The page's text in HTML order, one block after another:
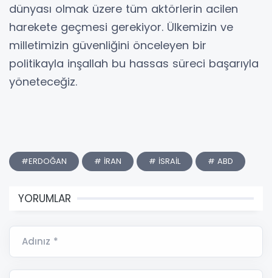
dünyası olmak üzere tüm aktörlerin acilen
harekete geçmesi gerekiyor. Ülkemizin ve
milletimizin güvenliğini önceleyen bir
politikayla inşallah bu hassas süreci başarıyla
yöneteceğiz.
#ERDOĞAN # İRAN # İSRAİL # ABD
YORUMLAR
Adınız *